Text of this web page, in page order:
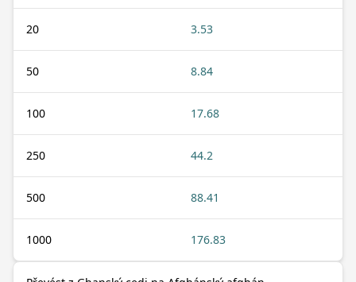
20 3.53
50 8.84
100 17.68
250 44.2
500 88.41
1000 176.83